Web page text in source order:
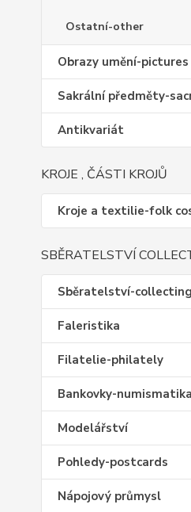
Ostatní-other
Obrazy umění-pictures
Sakrální předměty-
Antikvariát
KROJE , ČÁSTI KROJŮ
Kroje a textilie-folk
SBĚRATELSTVÍ
Sběratelství-collecting
Faleristika
Filatelie-philately
Bankovky-numismatika
Modelářství
Pohledy-postcards
Nápojový průmysl